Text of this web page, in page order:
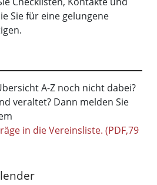
Sie für eine gelungene
A-Z noch nicht dabei?
veraltet? Dann melden Sie
in die Vereinsliste. (PDF,79